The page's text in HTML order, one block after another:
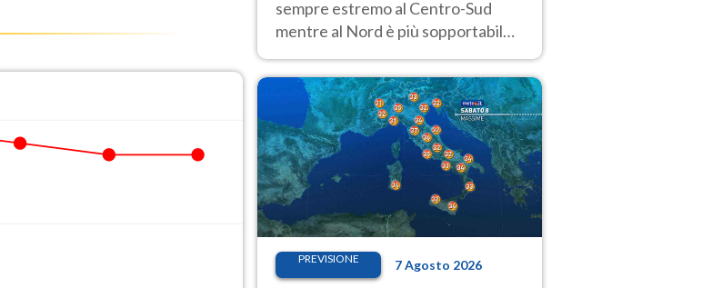
sempre estremo al Centro-Sud
mentre al Nord è più sopportabile
calore sui rilievi.
PREVISIONE 7 Agosto 2026